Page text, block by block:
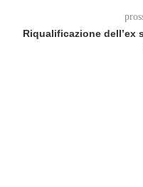
Riqualificazione dell’ex